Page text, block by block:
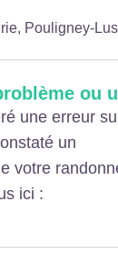
Pouligney-
ou
une erreur
un
votre
ici :